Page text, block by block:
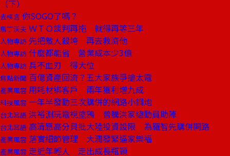
（下）
去梯言 你SOGO了嗎？
馬丁沃夫 ＷＴＯ談判再拖 就得再等三年
人物專訪 先把敵人殺垮 再去救濟他
人物專訪 什麼都能省 營業成本少3億
人物專訪 兵不血刃 得大位
焦點新聞 百億資產回流？五大家族爭搶太電
產業風雲 用耗材綁客戶 兩年獲利增九成
科技風雲 一年半發動三次購併的網路小鋼炮
台北耳語 洪裕淵玩電視塗鴉 普騰洪家總動員助陣
台北耳語 高清愿高分貝批大陸投資設限 為羅智先購併開路
產業風雲 落實細節管理 大潤發緊逼家樂福
產業風雲 走近年輕人 走出成長瓶頸